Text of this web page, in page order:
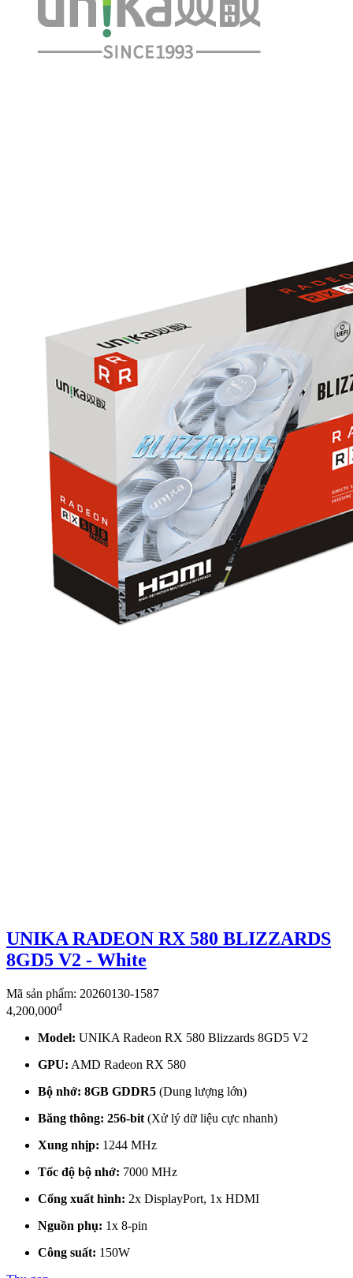
UNIKA RADEON RX 580 BLIZZARDS
8GD5 V2 - White
Mã sản phẩm: 20260130-1587
4,200,000đ
Model: UNIKA Radeon RX 580 Blizzards 8GD5 V2
GPU: AMD Radeon RX 580
Bộ nhớ: 8GB GDDR5 (Dung lượng lớn)
Băng thông: 256-bit (Xử lý dữ liệu cực nhanh)
Xung nhịp: 1244 MHz
Tốc độ bộ nhớ: 7000 MHz
Cổng xuất hình: 2x DisplayPort, 1x HDMI
Nguồn phụ: 1x 8-pin
Công suất: 150W